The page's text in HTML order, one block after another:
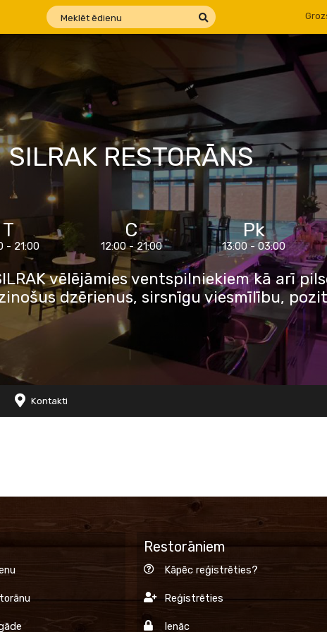
SILRAK RESTORĀNS
T
- 21:00
C
12:00 - 21:00
Pk
13:00 - 03:00
vēlējāmies ventspilniekiem kā arī
dzērienus, sirsnīgu viesmīlību,
Kontakti
Restorāniem
Kāpēc reģistrēties?
Reģistrēties
Ienāc